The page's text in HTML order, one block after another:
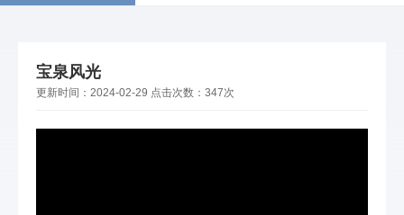
宝泉风光
更新时间： 2024-02-29 点击次数： 347次